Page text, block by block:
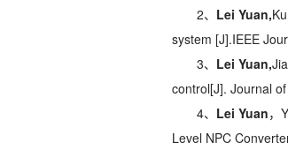
2、 Lei Yuan,
system [J].IEEE
3、 Lei Yuan,
control[J]. Journal
4、 Lei Yuan，
Level NPC